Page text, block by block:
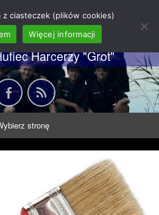
im. gen.
Sosabowskiego
Harcerzy "Grot"
stronę
z ciasteczek (plików cookies)
Więcej informacji